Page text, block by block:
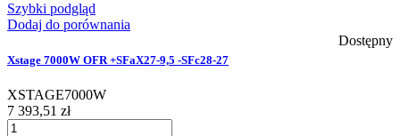
Szybki podgląd
Dodaj do porównania
Dostępny
Xstage 7000W OFR +SFaX27-9,5 -SFc28-27
XSTAGE7000W
7 393,51 zł